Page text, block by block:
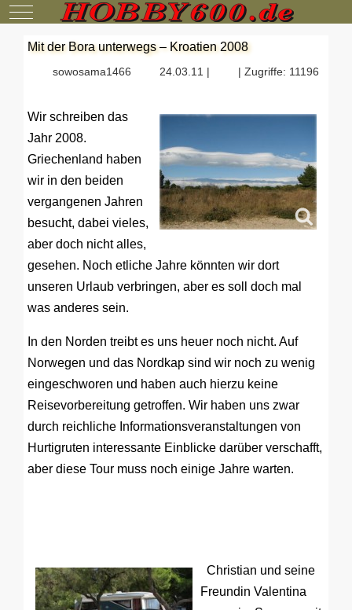
Mobile Menu Toggle
Mit der Bora unterwegs – Kroatien 2008
sowosama1466 24.03.11 | | Zugriffe: 11196
Wir schreiben das
Jahr 2008.
Griechenland haben
wir in den beiden
vergangenen Jahren
besucht, dabei vieles,
aber doch nicht alles,
gesehen. Noch etliche Jahre könnten wir dort
unseren Urlaub verbringen, aber es soll doch mal
was anderes sein.
In den Norden treibt es uns heuer noch nicht. Auf
Norwegen und das Nordkap sind wir noch zu wenig
eingeschworen und haben auch hierzu keine
Reisevorbereitung getroffen. Wir haben uns zwar
durch reichliche Informationsveranstaltungen von
Hurtigruten interessante Einblicke darüber verschafft,
aber diese Tour muss noch einige Jahre warten.
Christian und seine
Freundin Valentina